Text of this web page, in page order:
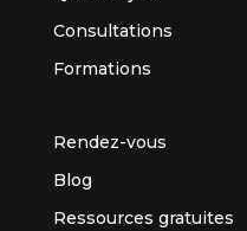
Consultations
Formations
Rendez-vous
Blog
Ressources gratuites